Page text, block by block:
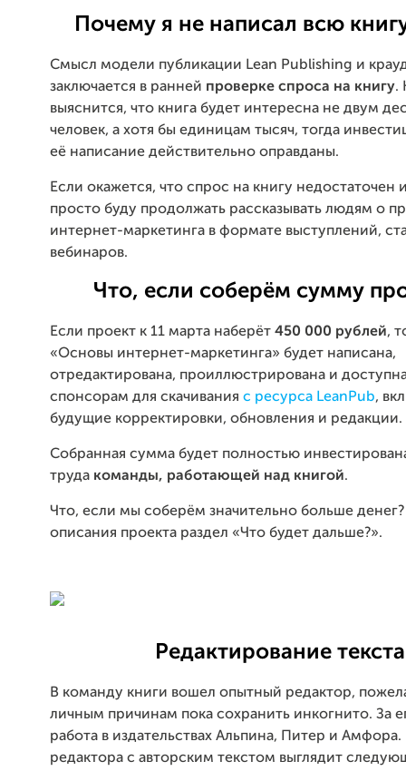
Почему я не написал всю
Смысл модели публикации Lean Publishing и
заключается в ранней проверке спроса на книгу.
выяснится, что книга будет интересна не двум
человек, а хотя бы единицам тысяч, тогда
её написание действительно оправданы.
Если окажется, что спрос на книгу недостаточен
просто буду продолжать рассказывать людям о
интернет-маркетинга в формате выступлений,
вебинаров.
Что, если соберём сумму
Если проект к 11 марта наберёт 450 000 рублей,
«Основы интернет-маркетинга» будет написана,
отредактирована, проиллюстрирована и
спонсорам для скачивания с ресурса LeanPub,
будущие корректировки, обновления и редакции.
Собранная сумма будет полностью
труда команды, работающей над книгой.
Что, если мы соберём значительно больше
описания проекта раздел «Что будет дальше?».
Редактирование текста
В команду книги вошел опытный редактор,
личным причинам пока сохранить инкогнито. За
работа в издательствах Альпина, Питер и Амфора.
редактора с авторским текстом выглядит